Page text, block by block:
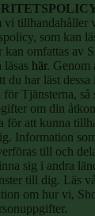
tillhandahåller
som kan
kan omfattas av
läsas här. Genom
du har läst
Tjänsterna, så
om din
för att kunna
Information
till och
sig i andra
till dig. Läs
om hur vi,